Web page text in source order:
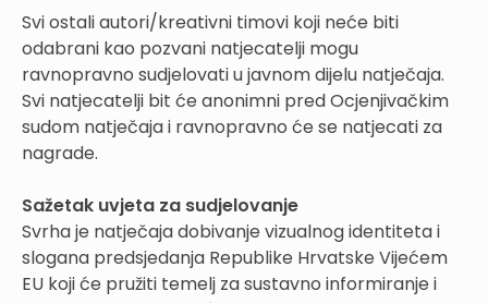
Svi ostali autori/kreativni timovi koji neće biti
odabrani kao pozvani natjecatelji mogu
ravnopravno sudjelovati u javnom dijelu natječaja.
Svi natjecatelji bit će anonimni pred Ocjenjivačkim
sudom natječaja i ravnopravno će se natjecati za
nagrade.
Sažetak uvjeta za sudjelovanje
Svrha je natječaja dobivanje vizualnog identiteta i
slogana predsjedanja Republike Hrvatske Vijećem
EU koji će pružiti temelj za sustavno informiranje i